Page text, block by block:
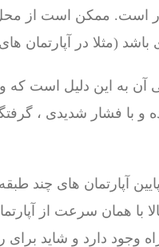
است. ممکن است از
(مثلا در آپارتمان
به این دلیل است که
با فشار شدیدی ،
آپارتمان های
با همان سرعت از
وجود دارد و شاید برای